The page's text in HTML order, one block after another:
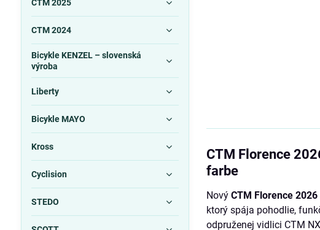
CTM Florence
farbe
NovýCTM Florence 2026
ktorý spája pohodlie,
odpruženej vidlici CTM
CTM 2025
CTM 2024
Bicykle KENZEL – slovenská
výroba
Liberty
Bicykle MAYO
Kross
Cyclision
STEDO